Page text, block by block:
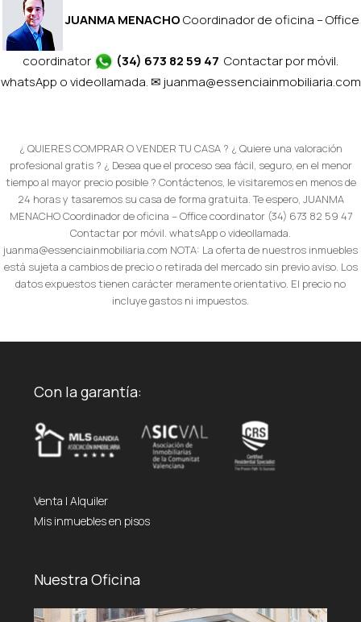
JUANMA MENACHOCoordinador de oficina – Office
coordinator (34) 673 82 59 47 Contactar por móvil.
whatsApp o videollamada. ✉ juanma@essenciainmobiliaria.com
¿ QUIERES COMPRAR O VENDER TU CASA ? ¿ Quiere una valoración
profesional gratis ? ¿ Desea que el proceso sea fácil, seguro, en el menor
tiempo al mayor precio posible ? Contáctenos, le visitaremos en menos de
24 horas y tasaremos su casa de forma gratuita. Te espero, JUANMA
MENACHO Coordinador de oficina – Office coordinator (34) 673 82 59 47
Contactar por móvil. whatsApp o videollamada.
juanma@essenciainmobiliaria.com NOTA: La oferta de nuestros inmuebles
está sujeta a cambios de precio o retirada del mercado sin previo aviso. Los
datos expuestos tienen carácter meramente orientativo. El precio no
incluye gastos ni impuestos.
Con la garantía:
Venta | Alquiler
Mis inmuebles en pisos
Nuestra Oficina